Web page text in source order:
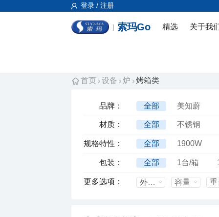
登录 / 注册
索玛Go 精选 关于我
首页 设备 炉 烤箱类
品牌： 全部 美知蔚
材质： 全部 不锈钢
规格特性： 全部 1900W
包装： 全部 1台/箱
更多选项： 外箱尺寸mm 容量 重